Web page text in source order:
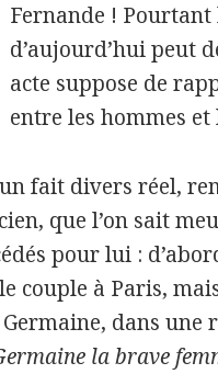
Fernande !
d’aujourd’hui peut
acte suppose de
entre les hommes et
fait divers réel,
que l’on sait
pour lui :
couple à Paris,
dans une
la brave